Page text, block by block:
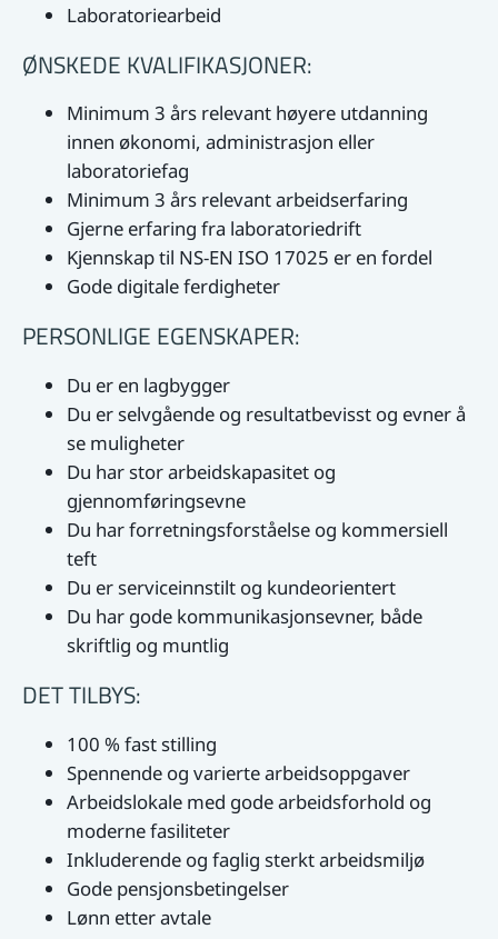
Laboratoriearbeid
ØNSKEDE KVALIFIKASJONER:
Minimum 3 års relevant høyere utdanning
innen økonomi, administrasjon eller
laboratoriefag
Minimum 3 års relevant arbeidserfaring
Gjerne erfaring fra laboratoriedrift
Kjennskap til NS-EN ISO 17025 er en fordel
Gode digitale ferdigheter
PERSONLIGE EGENSKAPER:
Du er en lagbygger
Du er selvgående og resultatbevisst og evner å
se muligheter
Du har stor arbeidskapasitet og
gjennomføringsevne
Du har forretningsforståelse og kommersiell
teft
Du er serviceinnstilt og kundeorientert
Du har gode kommunikasjonsevner, både
skriftlig og muntlig
DET TILBYS:
100 % fast stilling
Spennende og varierte arbeidsoppgaver
Arbeidslokale med gode arbeidsforhold og
moderne fasiliteter
Inkluderende og faglig sterkt arbeidsmiljø
Gode pensjonsbetingelser
Lønn etter avtale